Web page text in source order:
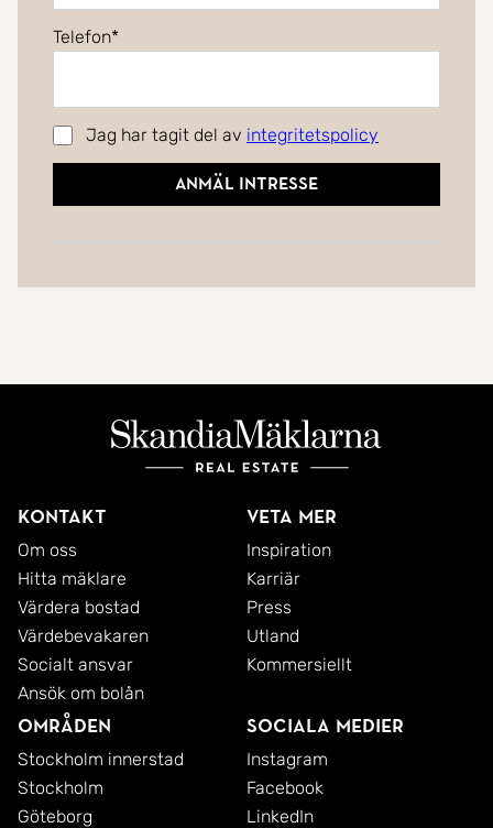
Telefon
Jag har tagit del av integritetspolicy
Anmäl intresse
Kontakt
Om oss
Hitta mäklare
Värdera bostad
Värdebevakaren
Socialt ansvar
Ansök om bolån
Veta mer
Inspiration
Karriär
Press
Utland
Kommersiellt
Områden
Stockholm innerstad
Stockholm
Göteborg
Sociala medier
Instagram
Facebook
LinkedIn